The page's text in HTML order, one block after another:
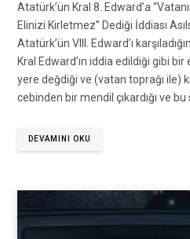
Atatürk’ün Kral 8. Edward’a
Elinizi Kirletmez” Dediği İddiası
Atatürk’ün VIII. Edward’ı
Kral Edward’ın iddia edildiği gibi
yere değdiği ve (vatan toprağı ile)
cebinden bir mendil çıkardığı ve bu
DEVAMINI OKU